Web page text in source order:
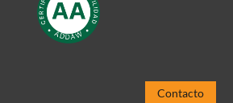
Contacto